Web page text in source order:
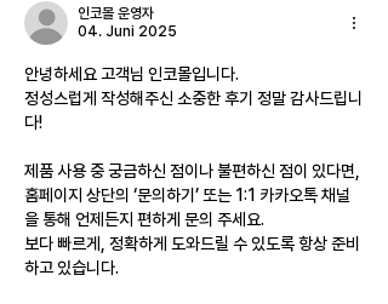
인코몰 운영자
04. Juni 2025
안녕하세요 고객님 인코몰입니다.
정성스럽게 작성해주신 소중한 후기 정말 감사드립니
다!
제품 사용 중 궁금하신 점이나 불편하신 점이 있다면,
홈페이지 상단의 ‘문의하기’ 또는 1:1 카카오톡 채널
을 통해 언제든지 편하게 문의 주세요.
보다 빠르게, 정확하게 도와드릴 수 있도록 항상 준비
하고 있습니다.